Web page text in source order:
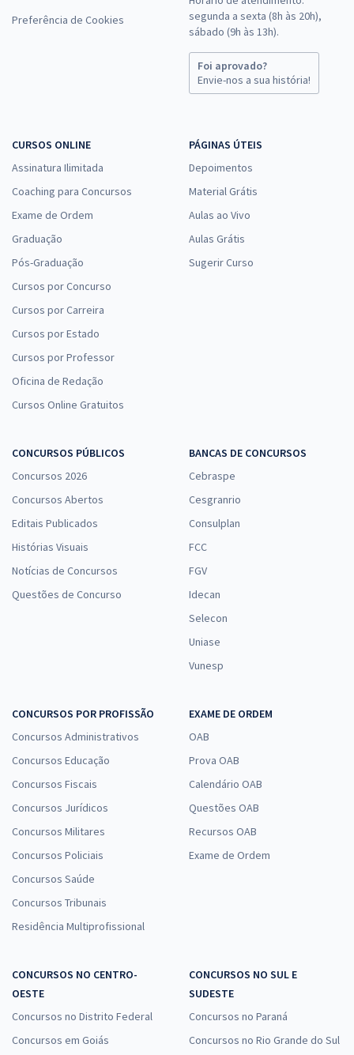
Preferência de Cookies
segunda a sexta (8h às 20h),
sábado (9h às 13h).
Foi aprovado?
Envie-nos a sua história!
CURSOS ONLINE
Assinatura Ilimitada
Coaching para Concursos
Exame de Ordem
Graduação
Pós-Graduação
Cursos por Concurso
Cursos por Carreira
Cursos por Estado
Cursos por Professor
Oficina de Redação
Cursos Online Gratuitos
PÁGINAS ÚTEIS
Depoimentos
Material Grátis
Aulas ao Vivo
Aulas Grátis
Sugerir Curso
CONCURSOS PÚBLICOS
Concursos 2026
Concursos Abertos
Editais Publicados
Histórias Visuais
Notícias de Concursos
Questões de Concurso
BANCAS DE CONCURSOS
Cebraspe
Cesgranrio
Consulplan
FCC
FGV
Idecan
Selecon
Uniase
Vunesp
CONCURSOS POR PROFISSÃO
Concursos Administrativos
Concursos Educação
Concursos Fiscais
Concursos Jurídicos
Concursos Militares
Concursos Policiais
Concursos Saúde
Concursos Tribunais
Residência Multiprofissional
EXAME DE ORDEM
OAB
Prova OAB
Calendário OAB
Questões OAB
Recursos OAB
Exame de Ordem
CONCURSOS NO CENTRO-
OESTE
Concursos no Distrito Federal
Concursos em Goiás
CONCURSOS NO SUL E
SUDESTE
Concursos no Paraná
Concursos no Rio Grande do Sul